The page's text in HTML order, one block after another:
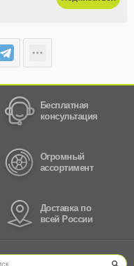
Бесплатная
консультация
Огромный
ассортимент
Доставка по
всей России